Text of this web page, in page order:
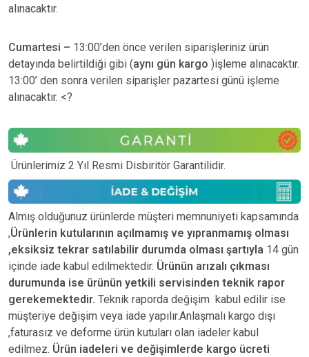
alınacaktır.
Cumartesi – 13:00’den önce verilen siparişleriniz ürün
detayında belirtildiği gibi (aynı gün kargo )işleme alınacaktır.
13:00’ den sonra verilen siparişler pazartesi günü işleme
alınacaktır. <?
Ürünlerimiz 2 Yıl Resmi Disbiritör Garantilidir.
Almış olduğunuz ürünlerde müşteri memnuniyeti kapsamında
,Ürünlerin kutularının açılmamış ve yıpranmamış olması
,eksiksiz tekrar satılabilir durumda olması şartıyla 14 gün
içinde iade kabul edilmektedir. Ürünün arızalı çıkması
durumunda ise ürünün yetkili servisinden teknik rapor
gerekemektedir. Teknik raporda değişim kabul edilir ise
müşteriye değişim veya iade yapılır.Anlaşmalı kargo dışı
,faturasız ve deforme ürün kutuları olan iadeler kabul
edilmez. Ürün iadeleri ve değişimlerde kargo ücreti